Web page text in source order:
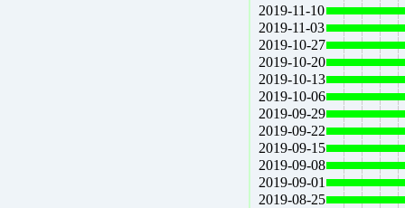
2019-11-10
2019-11-03
2019-10-27
2019-10-20
2019-10-13
2019-10-06
2019-09-29
2019-09-22
2019-09-15
2019-09-08
2019-09-01
2019-08-25